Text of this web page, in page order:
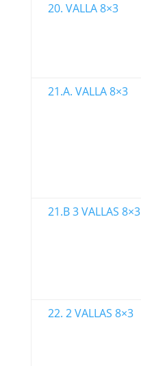
20. VALLA 8×3
21.A. VALLA 8×3
21.B 3 VALLAS 8×3
22. 2 VALLAS 8×3